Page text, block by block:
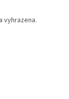
vyhrazena.